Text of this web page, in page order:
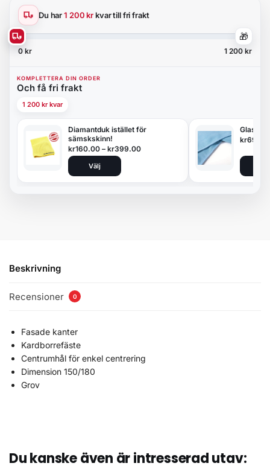
Du har1 200 krkvar till fri frakt
🎁
0 kr 1 200 kr
KOMPLETTERA DIN ORDER
Och få fri frakt
1 200 kr kvar
Diamantduk istället för
sämskskinn!
kr160.00 – kr399.00
Välj
kr69.00
Beskrivning
Recensioner 0
Fasade kanter
Kardborrefäste
Centrumhål för enkel centrering
Dimension 150/180
Grov
Du kanske även är intresserad utav: